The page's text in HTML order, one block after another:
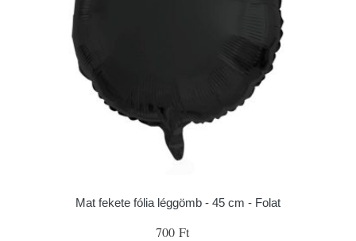
Mat fekete fólia léggömb - 45 cm - Folat
700 Ft